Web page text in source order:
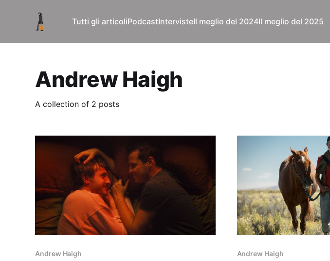
Tutti gli articoliPodcastIntervisteIl meglio del 2024Il meglio del 2025
Andrew Haigh
A collection of 2 posts
Andrew Haigh Andrew Haigh